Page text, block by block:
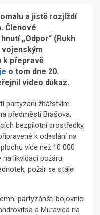
a jistě rozjíždí
Členové
„Odpor“ (Rukh
vojenským
k přepravě
o tom dne 20.
video důkaz.
partyzáni žhářstvím
předměstí Brašova.
bezpilotní prostředky,
k odeslání na
více než 10 000
likvidaci požáru
požár se stále
partyzánští bojovníci
a Muravica na